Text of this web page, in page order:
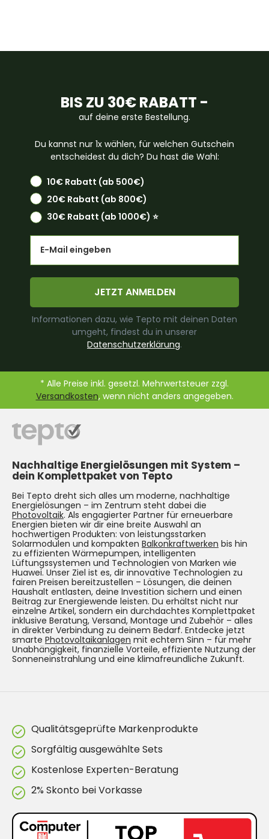
BIS ZU 30€ RABATT -
auf deine erste Bestellung.
Du kannst nur 1x wählen, für welchen Gutschein
entscheidest du dich? Du hast die Wahl:
10€ Rabatt (ab 500€)
20€ Rabatt (ab 800€)
30€ Rabatt (ab 1000€) ⭐️
JETZT ANMELDEN
Informationen dazu, wie Tepto mit deinen Daten
umgeht, findest du in unserer
Datenschutzerklärung.
* Alle Preise inkl. gesetzl. Mehrwertsteuer zzgl.
Versandkosten, wenn nicht anders angegeben.
Nachhaltige Energielösungen mit System –
dein Komplettpaket von Tepto
Bei Tepto dreht sich alles um moderne, nachhaltige
Energielösungen – im Zentrum steht dabei die
Photovoltaik. Als engagierter Partner für erneuerbare
Energien bieten wir dir eine breite Auswahl an
hochwertigen Produkten: von leistungsstarken
Solarmodulen und kompakten Balkonkraftwerken bis hin
zu effizienten Wärmepumpen, intelligenten
Lüftungssystemen und Technologien von Marken wie
Huawei. Unser Ziel ist es, dir innovative Technologien zu
fairen Preisen bereitzustellen – Lösungen, die deinen
Haushalt entlasten, deine Investition sichern und einen
Beitrag zur Energiewende leisten. Du erhältst nicht nur
einzelne Artikel, sondern ein durchdachtes Komplettpaket
inklusive Beratung, Versand, Montage und Zubehör – alles
in direkter Verbindung zu deinem Bedarf. Entdecke jetzt
smarte Photovoltaikanlagen mit echtem Sinn – für mehr
Unabhängigkeit, finanzielle Vorteile, effiziente Nutzung der
Sonneneinstrahlung und eine klimafreundliche Zukunft.
Qualitätsgeprüfte Markenprodukte
Sorgfältig ausgewählte Sets
Kostenlose Experten-Beratung
2% Skonto bei Vorkasse